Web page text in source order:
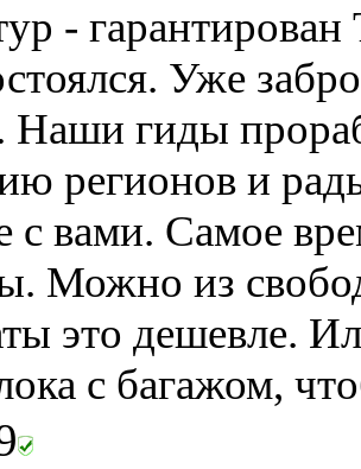
-
Уже
Наши гиды
регионов и
с вами. Самое
Можно из
это дешевле.
с багажом,